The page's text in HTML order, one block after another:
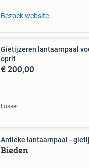
Bezoek website
Gietijzeren lantaarnpaal
oprit
€ 200,00
Losser
Antieke lantaarnpaal -
Bieden